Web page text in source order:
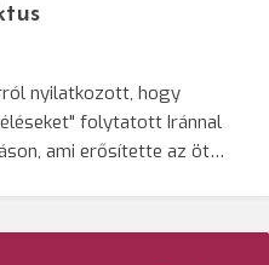
nyilatkozott, hogy
folytatott Iránnal
ami erősítette az öt…